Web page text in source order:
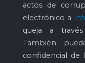
actos de
electrónico a
queja a
También
confidencial de